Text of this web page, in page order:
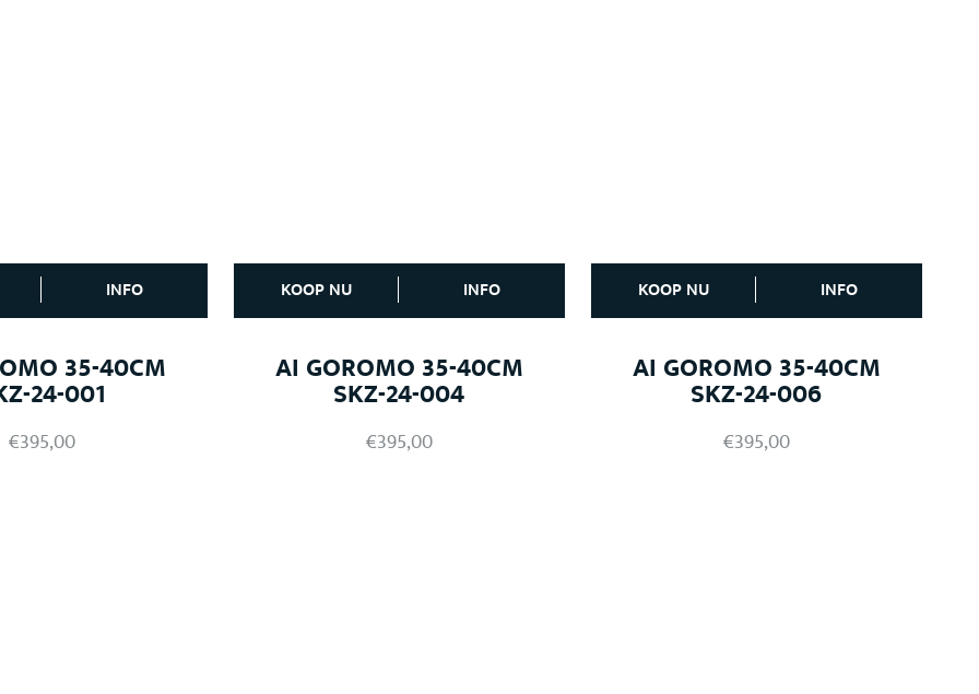
INFO
35-40CM
24-001
€395,00
KOOP NU INFO
AI GOROMO 35-40CM
SKZ-24-004
€395,00
KOOP NU INFO
AI GOROMO 35-40CM
SKZ-24-006
€395,00